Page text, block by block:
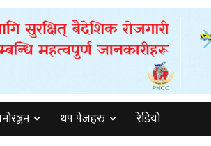
थप पेजहरु रेडियो